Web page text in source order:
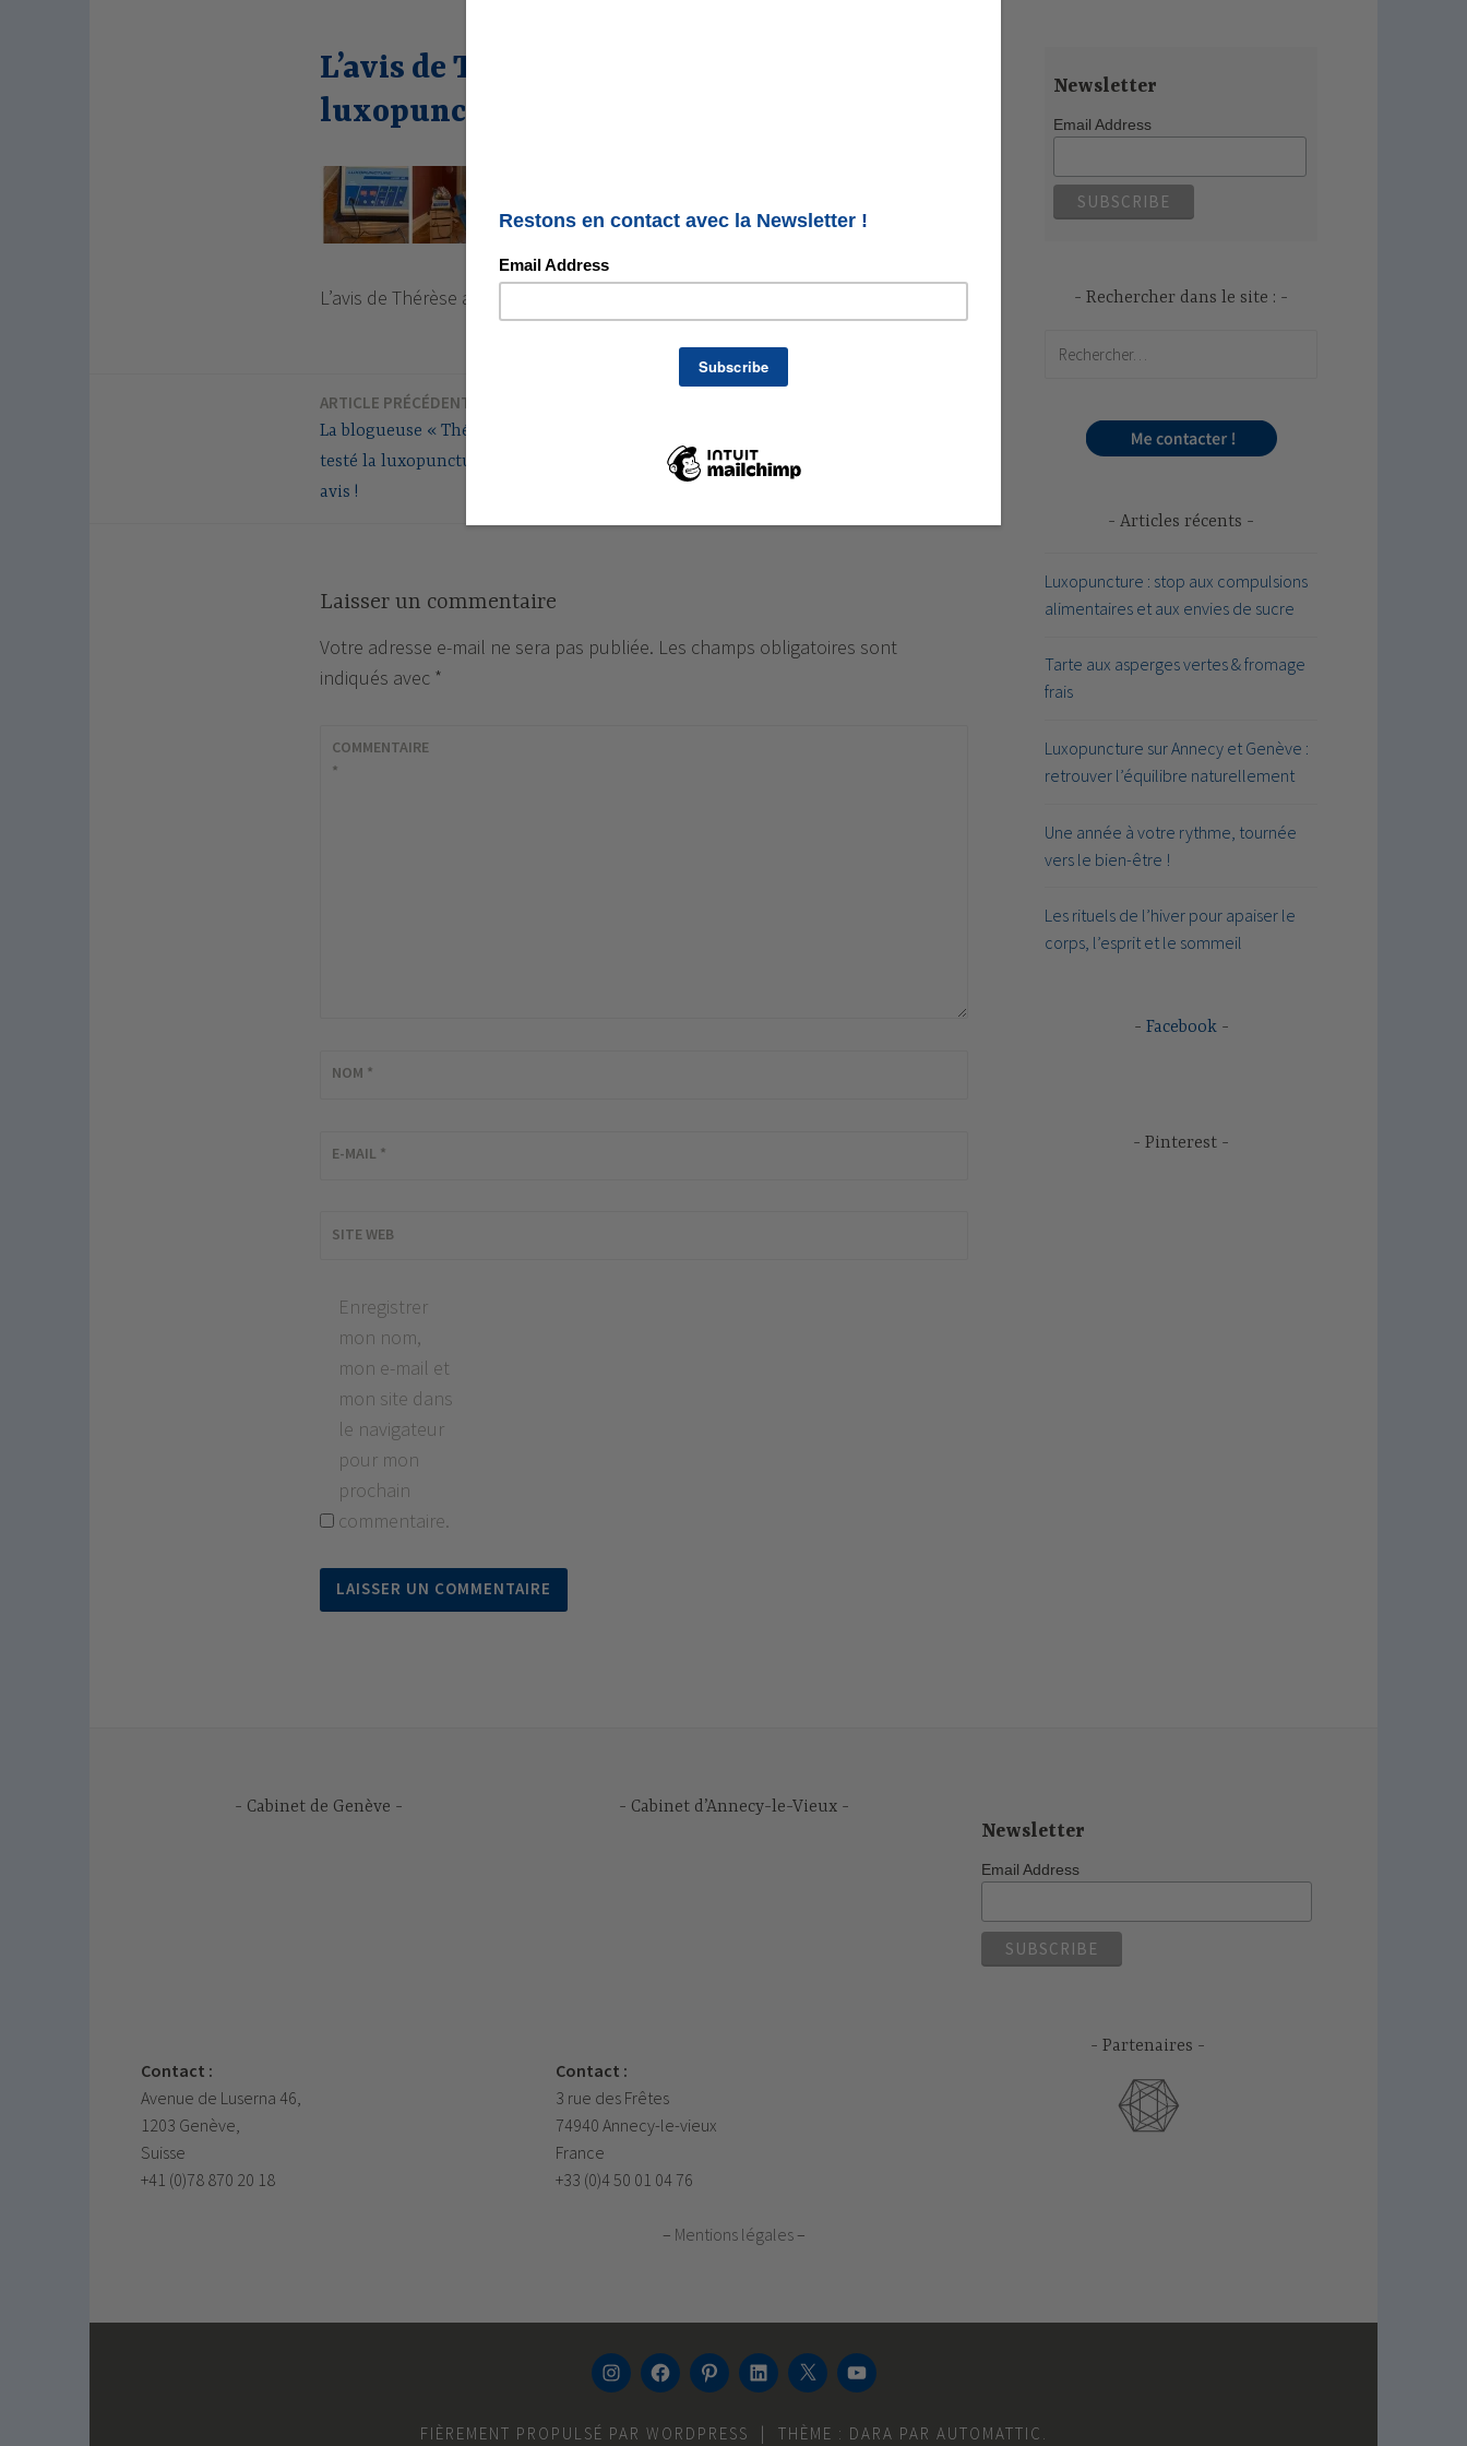
L’avis de Thérèse and the kids sur la
luxopuncture Géraldine Asselin
L’avis de Thérèse and the kids sur la luxopuncture Géraldine Asselin
ARTICLE PRÉCÉDENT
La blogueuse « Thérèse and the kids » a
testé la luxopuncture et vous donne son
avis !
Laisser un commentaire
Votre adresse e-mail ne sera pas publiée. Les champs obligatoires sont
indiqués avec *
COMMENTAIRE
*
NOM *
E-MAIL *
SITE WEB
Enregistrer
mon nom,
mon e-mail et
mon site dans
le navigateur
pour mon
prochain
commentaire.
Newsletter
Email Address
Rechercher dans le site :
Articles récents
Luxopuncture : stop aux compulsions
alimentaires et aux envies de sucre
Tarte aux asperges vertes & fromage
frais
Luxopuncture sur Annecy et Genève :
retrouver l’équilibre naturellement
Une année à votre rythme, tournée
vers le bien-être !
Les rituels de l’hiver pour apaiser le
corps, l’esprit et le sommeil
Facebook
Pinterest
Cabinet de Genève
Contact :
Avenue de Luserna 46,
1203 Genève,
Suisse
+41 (0)78 870 20 18
Cabinet d’Annecy-le-Vieux
Contact :
3 rue des Frêtes
74940 Annecy-le-vieux
France
+33 (0)4 50 01 04 76
– Mentions légales–
Newsletter
Email Address
Partenaires
INSTAGRAM
FACEBOOK
PINTEREST
LINKEDIN
TWITTERYOUTUBE
FIÈREMENT PROPULSÉ PAR WORDPRESS | THÈME : DARA PAR AUTOMATTIC .